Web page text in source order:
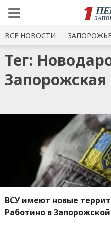
ВСЕ НОВОСТИ ЗАПОРОЖЬЕ
Тег:
Запорожская
ВСУ имеют новые
Работино в